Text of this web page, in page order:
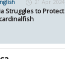
21 Apr 2024
Struggles to Protect